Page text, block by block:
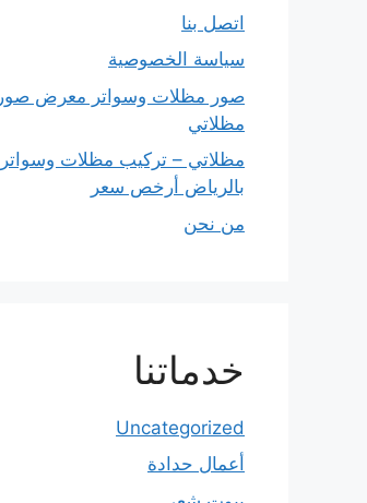
اتصل بنا
سياسة الخصوصية
صور مظلات وسواتر معرض صور
مظلاتي
مظلاتي – تركيب مظلات وسواتر
بالرياض أرخص سعر
من نحن
خدماتنا
Uncategorized
أعمال حدادة